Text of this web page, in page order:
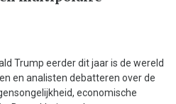
Trump eerder dit jaar is de wereld
en analisten debatteren over de
economische